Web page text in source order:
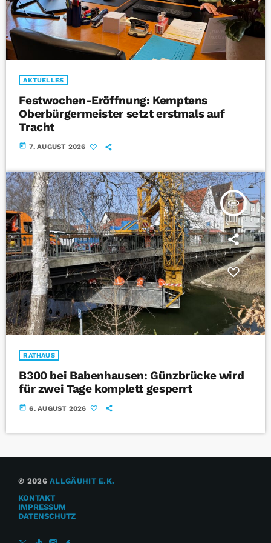
AKTUELLES
Festwochen-Eröffnung: Kemptens
Oberbürgermeister setzt erstmals auf
Tracht
today 7. AUGUST 2026
insert_link
RATHAUS
B300 bei Babenhausen: Günzbrücke wird
für zwei Tage komplett gesperrt
today 6. AUGUST 2026
© 2026ALLGÄUHIT E.K.
KONTAKT
IMPRESSUM
DATENSCHUTZ